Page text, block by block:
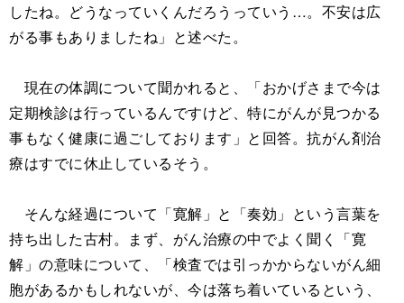
したね。どうなっていくんだろうっていう…。不安は広
がる事もありましたね」と述べた。
現在の体調について聞かれると、「おかげさまで今は
定期検診は行っているんですけど、特にがんが見つかる
事もなく健康に過ごしております」と回答。抗がん剤治
療はすでに休止しているそう。
そんな経過について「寛解」と「奏効」という言葉を
持ち出した古村。まず、がん治療の中でよく聞く「寛
解」の意味について、「検査では引っかからないがん細
胞があるかもしれないが、今は落ち着いているという、